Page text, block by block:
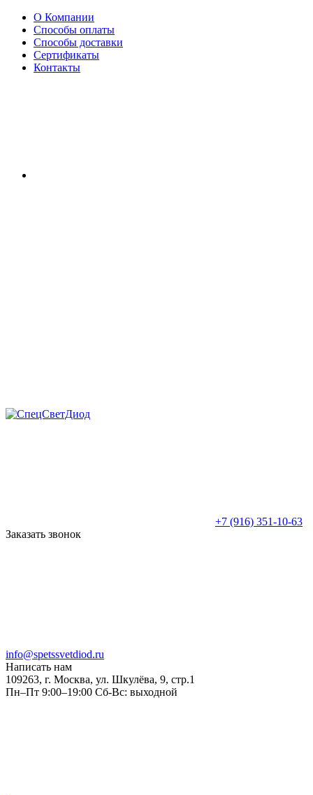
О Компании
Способы оплаты
Способы доставки
Сертификаты
Контакты
+7 (916) 351-10-63
Заказать звонок
info@spetssvetdiod.ru
Написать нам
109263, г. Москва, ул. Шкулёва, 9, стр.1
Пн–Пт 9:00–19:00 Сб-Вс: выходной